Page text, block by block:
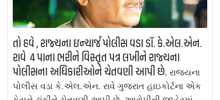
તો હવે , રાજ્યના ઇન્ચાર્જ પોલીસ વડા ડૉ. કે.એલ.એન.
રાવે 4 પાના ભરીને વિસ્તૃત પત્ર લખીને રાજ્યના
પોલીસના અધિકારીઓને ચેતવણી આપી છે. રાજ્યના
પોલીસ વડા કે.એલ.એન. રાવે ગુજરાત હાઇકોર્ટના એક